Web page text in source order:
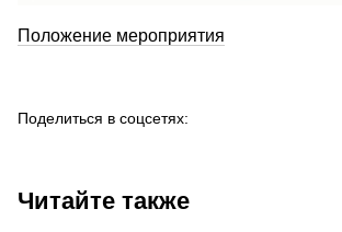
Положение мероприятия
Поделиться в соцсетях:
Читайте также